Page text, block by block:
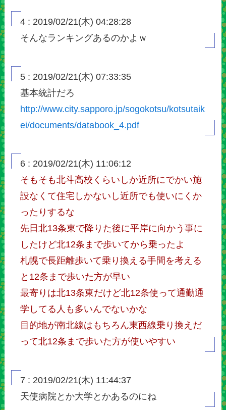
4 : 2019/02/21(木) 04:28:28
そんなランキングあるのかよｗ
5 : 2019/02/21(木) 07:33:35
基本統計だろ
http://www.city.sapporo.jp/sogokotsu/kotsutaik
ei/documents/databook_4.pdf
6 : 2019/02/21(木) 11:06:12
そもそも北斗高校くらいしか近所にでかい施
設なくて住宅しかないし近所でも使いにくか
ったりするな
先日北13条東で降りた後に平岸に向かう事に
したけど北12条まで歩いてから乗ったよ
札幌で長距離歩いて乗り換える手間を考える
と12条まで歩いた方が早い
最寄りは北13条東だけど北12条使って通勤通
学してる人も多いんでないかな
目的地が南北線はもちろん東西線乗り換えだ
って北12条まで歩いた方が使いやすい
7 : 2019/02/21(木) 11:44:37
天使病院とか大学とかあるのにね